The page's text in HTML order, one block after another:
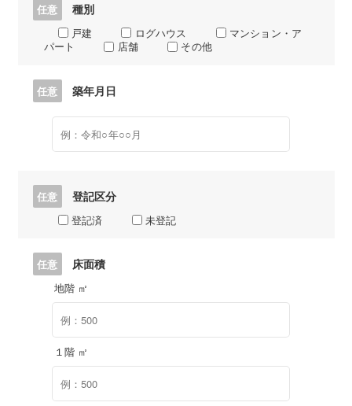
任意 種別
戸建 ログハウス
マンション・ア
パート
店舗 その他
任意 築年月日
任意 登記区分
登記済 未登記
任意 床面積
地階 ㎡
１階 ㎡